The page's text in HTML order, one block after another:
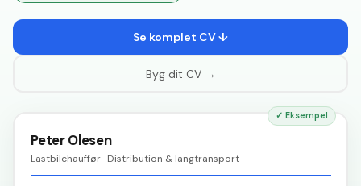
Se komplet CV ↓
Byg dit CV →
✓ Eksempel
Peter Olesen
Lastbilchauffør · Distribution & langtransport